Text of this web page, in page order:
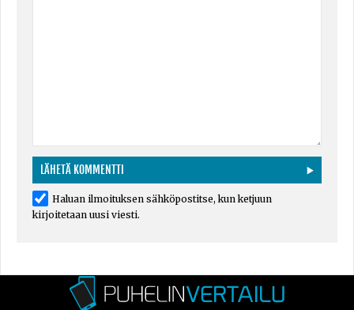
Haluan ilmoituksen sähköpostitse, kun ketjuun
kirjoitetaan uusi viesti.